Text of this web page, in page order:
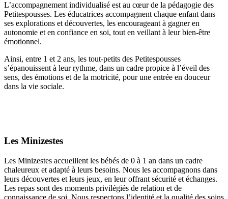
L’accompagnement individualisé est au cœur de la pédagogie des
Petitespousses. Les éducatrices accompagnent chaque enfant dans
ses explorations et découvertes, les encourageant à gagner en
autonomie et en confiance en soi, tout en veillant à leur bien-être
émotionnel.
Ainsi, entre 1 et 2 ans, les tout-petits des Petitespousses
s’épanouissent à leur rythme, dans un cadre propice à l’éveil des
sens, des émotions et de la motricité, pour une entrée en douceur
dans la vie sociale.
Les Minizestes
Les Minizestes accueillent les bébés de 0 à 1 an dans un cadre
chaleureux et adapté à leurs besoins. Nous les accompagnons dans
leurs découvertes et leurs jeux, en leur offrant sécurité et échanges.
Les repas sont des moments privilégiés de relation et de
connaissance de soi. Nous respectons l’identité et la qualité des soins